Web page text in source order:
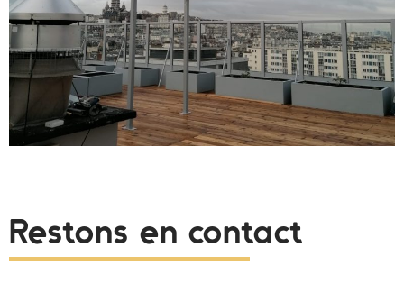
Restons en contact